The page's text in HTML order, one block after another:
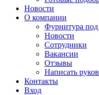
Новости
О компании
Фурнитура под
Новости
Сотрудники
Вакансии
Отзывы
Написать
Контакты
Вход